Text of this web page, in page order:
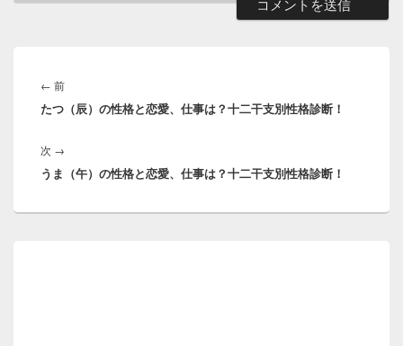
稿
ナ
ゲ
ー
シ
← 前前
の
たつ（辰）の性格と恋愛、仕事は？十二干支別性格診断！
次 →
の
稿:
うま（午）の性格と恋愛、仕事は？十二干支別性格診断！